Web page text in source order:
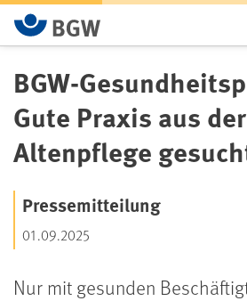
Zum Hauptinhalt springen
BGW-
Gute Praxis aus der
Altenpflege
Pressemitteilung
01.09.2025
Nur mit gesunden